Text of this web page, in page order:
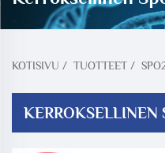
KOTISIVU / TUOTTEET /
KERROKSELLINEN